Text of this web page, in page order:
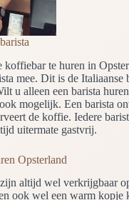
koffiebar te huren in
mee. Dit is de Italiaanse
u alleen een barista
mogelijk. Een barista
de koffie. Iedere
uitermate gastvrij.
Opsterland
altijd wel verkrijgbaar
ook wel een warm